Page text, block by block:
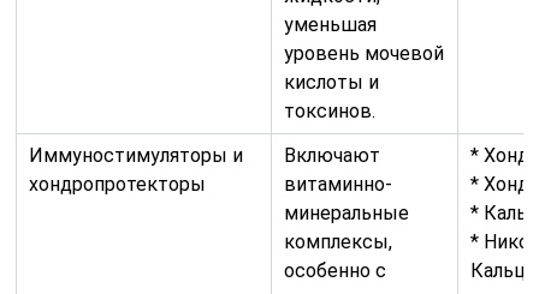
уменьшая
уровень мочевой
кислоты и
токсинов.
Иммуностимуляторы и
хондропротекторы
Включают
витаминно-
минеральные
комплексы,
особенно с
*
*
*
*